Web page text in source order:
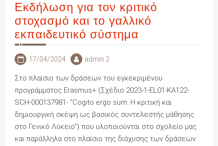
Εκδήλωση για τον κριτικό
στοχασμό και το γαλλικό
εκπαιδευτικό σύστημα
17/04/2024 admin 2
Στο πλαίσιο των δράσεων του εγκεκριμένου
προγράμματος Erasmus+ (Σχέδιο 2023-1-EL01-KA122-
SCH-000137981- “Cogito ergo sum: Η κριτική και
δημιουργική σκέψη ως βασικός συντελεστής μάθησης
στο Γενικό Λύκειο”) που υλοποιούνται στο σχολείο μας
και παράλληλα στο πλαίσιο της διάχυσης των δράσεων